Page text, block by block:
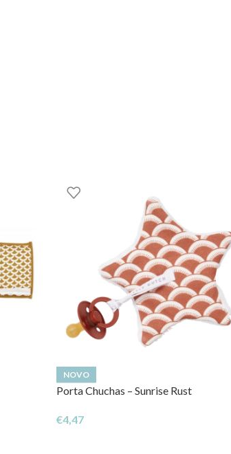
NOVO
Porta Chuchas – Sunrise Rust
€4,47